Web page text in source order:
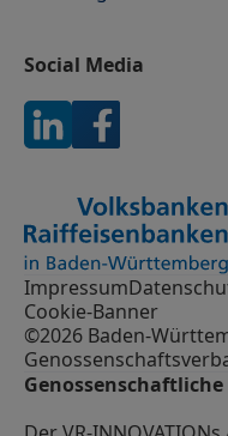
Social Media
Impressum
Cookie-Banner
©2026 Baden-